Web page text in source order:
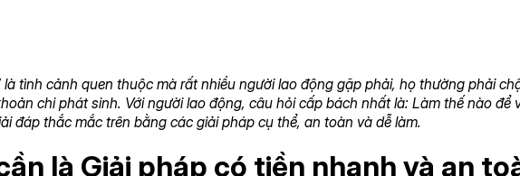
là tình cảnh quen thuộc mà rất nhiều người lao động gặp phải, họ thường phải
chi phát sinh. Với người lao động, câu hỏi cấp bách nhất là: Làm thế nào
đáp thắc mắc trên bằng các giải pháp cụ thể, an toàn và dễ làm.
là Giải pháp có tiền nhanh và an